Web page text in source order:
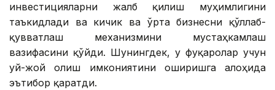
инвестицияларни жалб қилиш муҳимлигини
таъкидлади ва кичик ва ўрта бизнесни қўллаб-
қувватлаш механизмини мустаҳкамлаш
вазифасини қўйди. Шунингдек, у фуқаролар учун
уй-жой олиш имкониятини оширишга алоҳида
эътибор қаратди.